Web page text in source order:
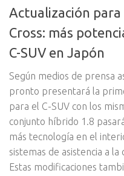
Actualización
Cross: más
C-SUV en Japón
Según medios de prensa
pronto presentará la
para el C-SUV con los
conjunto híbrido 1.8
más tecnología en el
sistemas de asistencia a
Estas modificaciones